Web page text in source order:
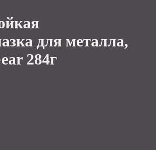
для металла,
284г